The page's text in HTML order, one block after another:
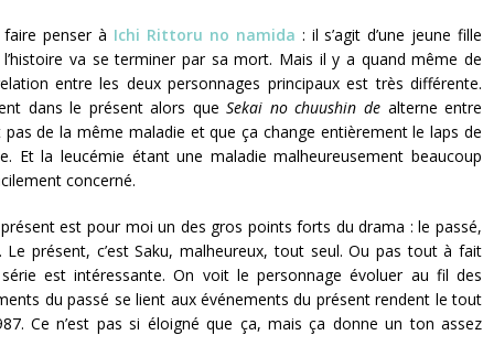
faire penser à Ichi Rittoru no namida : il s’agit d’une jeune fille
va se terminer par sa mort. Mais il y a quand même de
entre les deux personnages principaux est très différente.
dans le présent alors queSekai no chuushin de alterne entre
pas de la même maladie et que ça change entièrement le laps de
Et la leucémie étant une maladie malheureusement beaucoup
concerné.
est pour moi un des gros points forts du drama : le passé,
Le présent, c’est Saku, malheureux, tout seul. Ou pas tout à fait
est intéressante. On voit le personnage évoluer au fil des
du passé se lient aux événements du présent rendent le tout
Ce n’est pas si éloigné que ça, mais ça donne un ton assez